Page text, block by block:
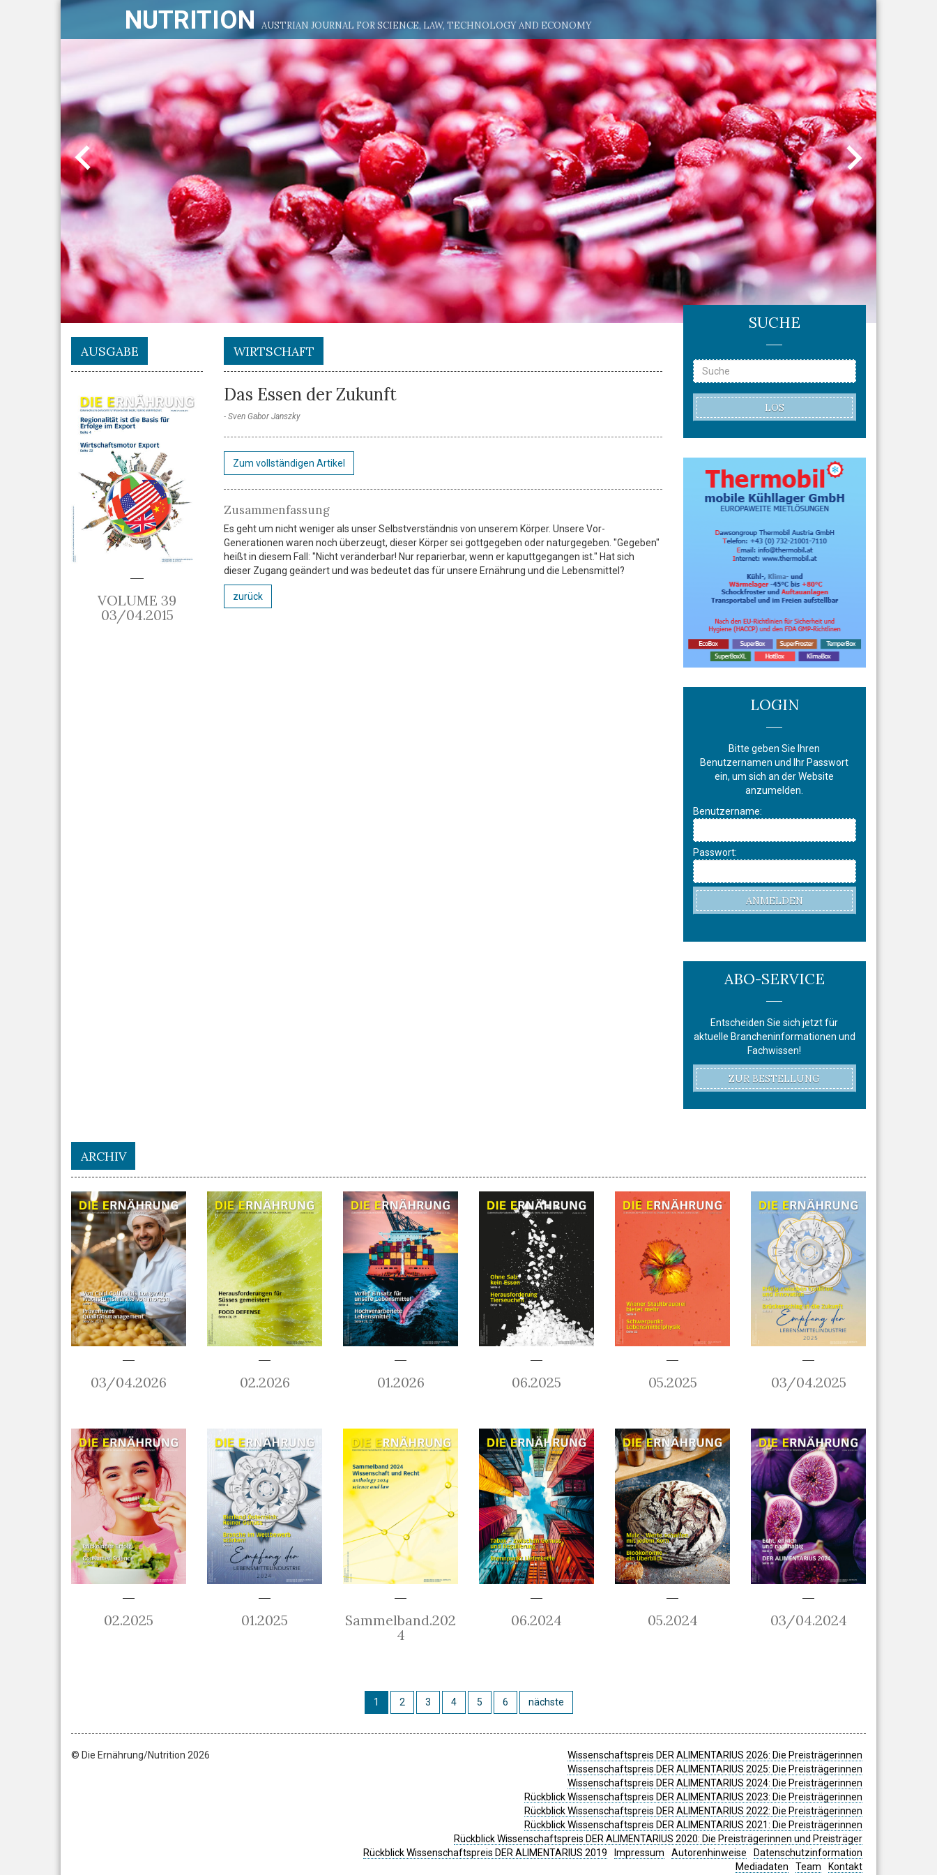
NUTRITIONAUSTRIAN JOURNAL FOR SCIENCE, LAW, TECHNOLOGY AND ECONOMY
AUSGABE
VOLUME 39
03/04.2015
WIRTSCHAFT
Das Essen der Zukunft
Sven Gabor Janszky
Zum vollständigen Artikel
Zusammenfassung
Es geht um nicht weniger als unser Selbstverständnis von unserem Körper. Unsere Vor-
Generationen waren noch überzeugt, dieser Körper sei gottgegeben oder naturgegeben. "Gegeben"
heißt in diesem Fall: "Nicht veränderbar! Nur reparierbar, wenn er kaputtgegangen ist." Hat sich
dieser Zugang geändert und was bedeutet das für unsere Ernährung und die Lebensmittel?
zurück
SUCHE
LOS
LOGIN
Bitte geben Sie Ihren
Benutzernamen und Ihr Passwort
ein, um sich an der Website
anzumelden.
Benutzername:
Passwort:
ANMELDEN
ABO-SERVICE
Entscheiden Sie sich jetzt für
aktuelle Brancheninformationen und
Fachwissen!
ZUR BESTELLUNG
ARCHIV
03/04.2026 02.2026 01.2026 06.2025 05.2025 03/04.2025
02.2025 01.2025
Sammelband.202
4
06.2024 05.2024 03/04.2024
1 2 3 4 5 6 nächste
© Die Ernährung/Nutrition 2026
Wissenschaftspreis DER ALIMENTARIUS 2026: Die Preisträgerinnen
Wissenschaftspreis DER ALIMENTARIUS 2025: Die Preisträgerinnen
Wissenschaftspreis DER ALIMENTARIUS 2024: Die Preisträgerinnen
Rückblick Wissenschaftspreis DER ALIMENTARIUS 2023: Die Preisträgerinnen
Rückblick Wissenschaftspreis DER ALIMENTARIUS 2022: Die Preisträgerinnen
Rückblick Wissenschaftspreis DER ALIMENTARIUS 2021: Die Preisträgerinnen
Rückblick Wissenschaftspreis DER ALIMENTARIUS 2020: Die Preisträgerinnen und Preisträger
Rückblick Wissenschaftspreis DER ALIMENTARIUS 2019
Impressum Autorenhinweise
Datenschutzinformation
Mediadaten
Team Kontakt